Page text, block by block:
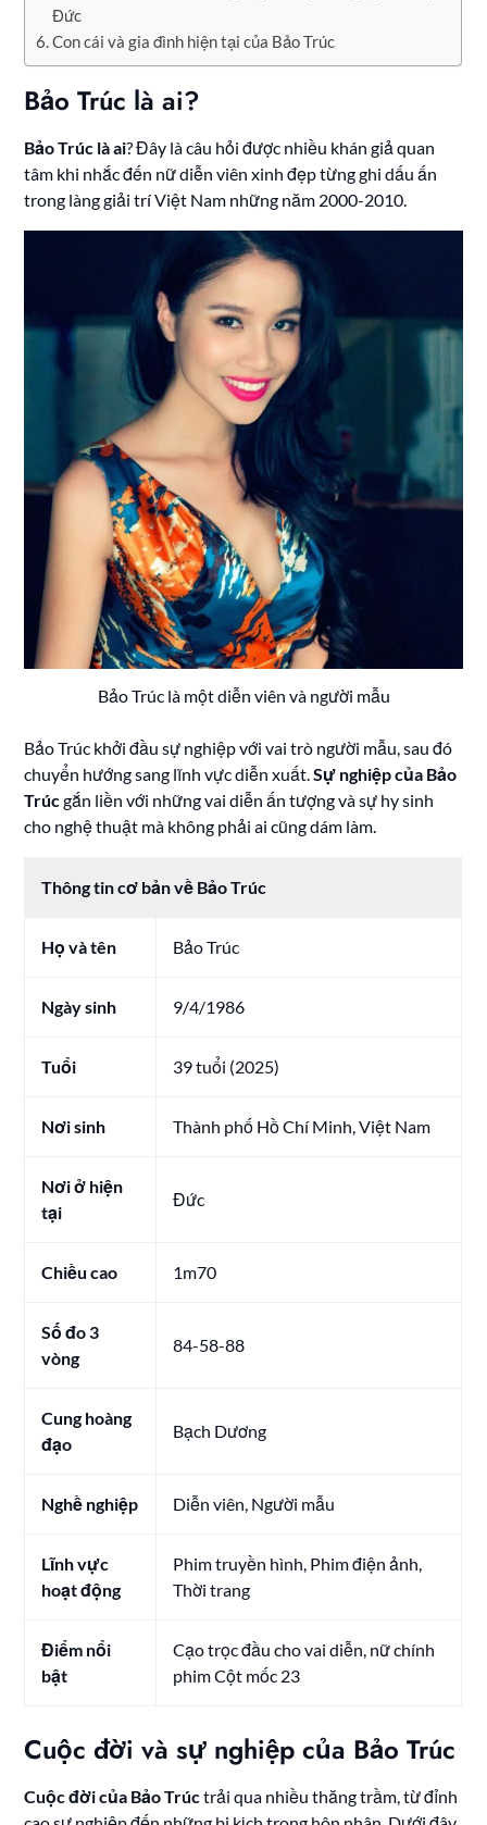
Đức
Con cái và gia đình hiện tại của Bảo Trúc
Bảo Trúc là ai?
Bảo Trúc là ai? Đây là câu hỏi được nhiều khán giả quan
tâm khi nhắc đến nữ diễn viên xinh đẹp từng ghi dấu ấn
trong làng giải trí Việt Nam những năm 2000-2010.
Bảo Trúc là một diễn viên và người mẫu
Bảo Trúc khởi đầu sự nghiệp với vai trò người mẫu, sau đó
chuyển hướng sang lĩnh vực diễn xuất.Sự nghiệp của Bảo
Trúcgắn liền với những vai diễn ấn tượng và sự hy sinh
cho nghệ thuật mà không phải ai cũng dám làm.
Thông tin cơ bản về Bảo Trúc
Họ và tên Bảo Trúc
Ngày sinh 9/4/1986
Tuổi 39 tuổi (2025)
Nơi sinh Thành phố Hồ Chí Minh, Việt Nam
Nơi ở hiện
tại
Đức
Chiều cao 1m70
Số đo 3
vòng
84-58-88
Cung hoàng
đạo
Bạch Dương
Nghề nghiệp Diễn viên, Người mẫu
Lĩnh vực
hoạt động
Phim truyền hình, Phim điện ảnh,
Thời trang
Điểm nổi
bật
Cạo trọc đầu cho vai diễn, nữ chính
phim Cột mốc 23
Cuộc đời và sự nghiệp của Bảo Trúc
Cuộc đời của Bảo Trúctrải qua nhiều thăng trầm, từ đỉnh